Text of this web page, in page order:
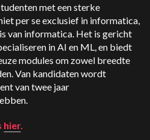
met een sterke
per se exclusief in informatica,
van informatica. Het is gericht
in AI en ML, en biedt
modules om zowel breedte
Van kandidaten wordt
van twee jaar
hier.